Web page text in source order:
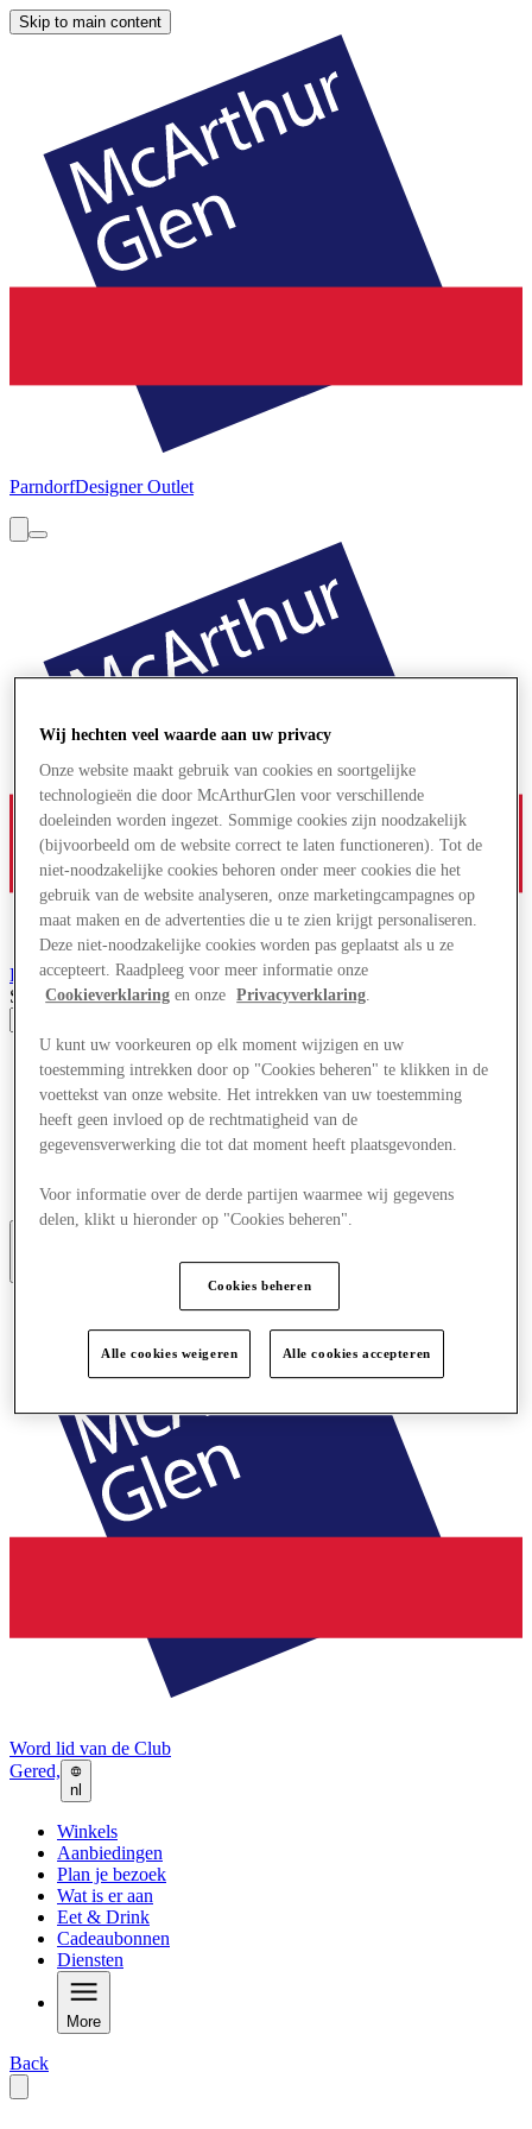
Skip to main content
ParndorfDesigner Outlet
ParndorfDesigner Outlet
Search input
Winkels
Aanbiedingen
Plan je bezoek
Wat is er aan
Eet & Drink
Diensten
Word lid van de Club
Gered,
nl
Winkels
Aanbiedingen
Plan je bezoek
Wat is er aan
Eet & Drink
Cadeaubonnen
Diensten
More
Back
Wij hechten veel waarde aan uw privacy
Onze website maakt gebruik van cookies en soortgelijke
technologieën die door McArthurGlen voor verschillende
doeleinden worden ingezet. Sommige cookies zijn noodzakelijk
(bijvoorbeeld om de website correct te laten functioneren). Tot de
niet-noodzakelijke cookies behoren onder meer cookies die het
gebruik van de website analyseren, onze marketingcampagnes op
maat maken en de advertenties die u te zien krijgt personaliseren.
Deze niet-noodzakelijke cookies worden pas geplaatst als u ze
accepteert. Raadpleeg voor meer informatie onze
Cookieverklaring en onze Privacyverklaring.
U kunt uw voorkeuren op elk moment wijzigen en uw
toestemming intrekken door op "Cookies beheren" te klikken in de
voettekst van onze website. Het intrekken van uw toestemming
heeft geen invloed op de rechtmatigheid van de
gegevensverwerking die tot dat moment heeft plaatsgevonden.
Voor informatie over de derde partijen waarmee wij gegevens
delen, klikt u hieronder op "Cookies beheren".
Cookies beheren
Alle cookies weigeren Alle cookies accepteren